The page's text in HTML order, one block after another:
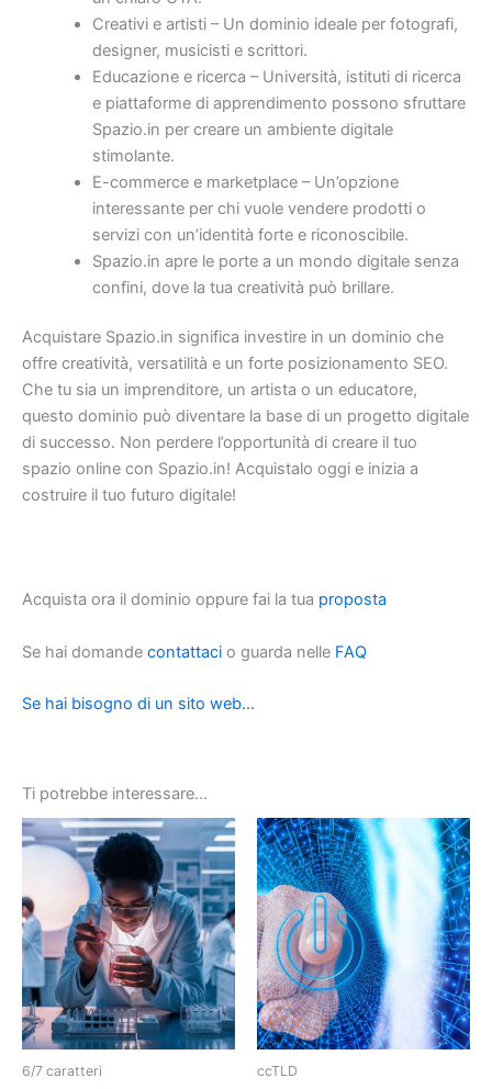
Creativi e artisti – Un dominio ideale per fotografi,
designer, musicisti e scrittori.
Educazione e ricerca – Università, istituti di ricerca
e piattaforme di apprendimento possono sfruttare
Spazio.in per creare un ambiente digitale
stimolante.
E-commerce e marketplace – Un’opzione
interessante per chi vuole vendere prodotti o
servizi con un’identità forte e riconoscibile.
Spazio.in apre le porte a un mondo digitale senza
confini, dove la tua creatività può brillare.
Acquistare Spazio.in significa investire in un dominio che
offre creatività, versatilità e un forte posizionamento SEO.
Che tu sia un imprenditore, un artista o un educatore,
questo dominio può diventare la base di un progetto digitale
di successo. Non perdere l’opportunità di creare il tuo
spazio online con Spazio.in! Acquistalo oggi e inizia a
costruire il tuo futuro digitale!
Acquista ora il dominio oppure fai la tua proposta
Se hai domande contattaci o guarda nelle FAQ
Se hai bisogno di un sito web…
Ti potrebbe interessare…
6/7 caratteri ccTLD